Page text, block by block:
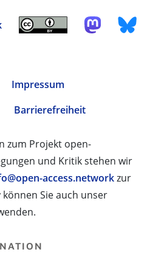
Impressum
Barrierefreiheit
zum Projekt open-
und Kritik stehen wir
access.networkzur
Sie auch unser